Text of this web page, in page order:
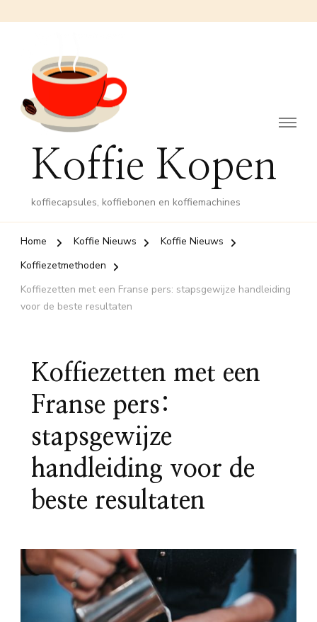
Koffie Kopen
koffiecapsules, koffiebonen en koffiemachines
Home Koffie Nieuws
Koffie Nieuws
Koffiezetmethoden
Koffiezetten met een Franse pers: stapsgewijze handleiding
voor de beste resultaten
Koffiezetten met een
Franse pers:
stapsgewijze
handleiding voor de
beste resultaten